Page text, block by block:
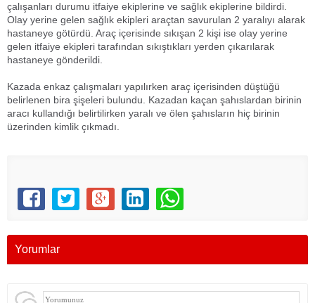
çalışanları durumu itfaiye ekiplerine ve sağlık ekiplerine bildirdi.
Olay yerine gelen sağlık ekipleri araçtan savurulan 2 yaralıyı alarak
hastaneye götürdü. Araç içerisinde sıkışan 2 kişi ise olay yerine
gelen itfaiye ekipleri tarafından sıkıştıkları yerden çıkarılarak
hastaneye gönderildi.
Kazada enkaz çalışmaları yapılırken araç içerisinden düştüğü
belirlenen bira şişeleri bulundu. Kazadan kaçan şahıslardan birinin
aracı kullandığı belirtilirken yaralı ve ölen şahısların hiç birinin
üzerinden kimlik çıkmadı.
Yorumlar